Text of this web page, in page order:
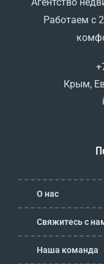
Работаем с
Крым,
О нас
Свяжитесь с
Наша команда